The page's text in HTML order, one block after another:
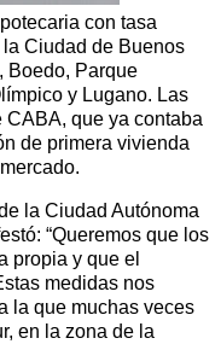
con tasa
Ciudad de Buenos
Boedo, Parque
y Lugano. Las
CABA, que ya contaba
de primera vivienda
la Ciudad Autónoma
“Queremos que los
propia y que el
medidas nos
la que muchas veces
en la zona de la